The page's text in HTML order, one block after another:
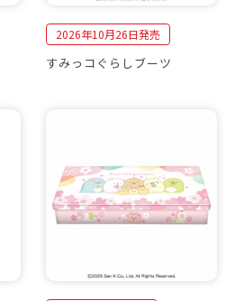
2026年10月26日発売
すみっコぐらしブーツ